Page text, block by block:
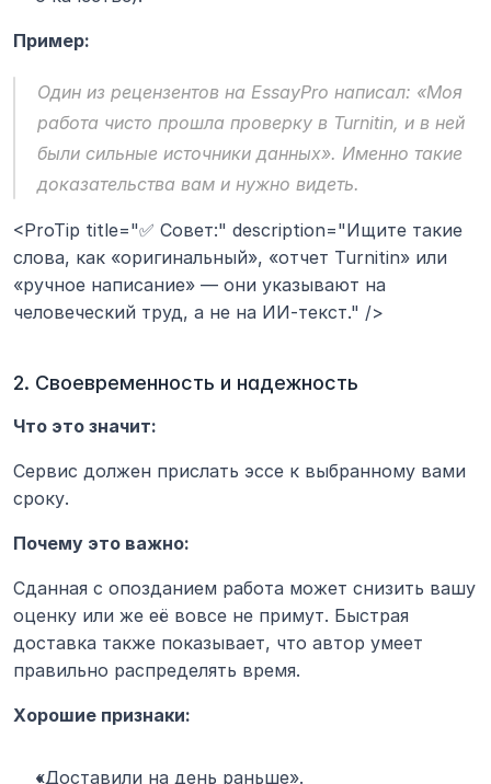
Пример:
Один из рецензентов на EssayPro написал: «Моя
работа чисто прошла проверку в Turnitin, и в ней
были сильные источники данных». Именно такие
доказательства вам и нужно видеть.
<ProTip title="✅ Совет:" description="Ищите такие
слова, как «оригинальный», «отчет Turnitin» или
«ручное написание» — они указывают на
человеческий труд, а не на ИИ-текст." />
2. Своевременность и надежность
Что это значит:
Сервис должен прислать эссе к выбранному вами
сроку.
Почему это важно:
Сданная с опозданием работа может снизить вашу
оценку или же её вовсе не примут. Быстрая
доставка также показывает, что автор умеет
правильно распределять время.
Хорошие признаки:
«Доставили на день раньше».